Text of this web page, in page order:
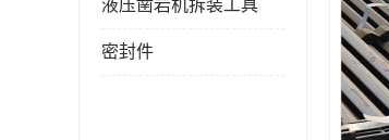
液压凿岩机拆装工具
密封件